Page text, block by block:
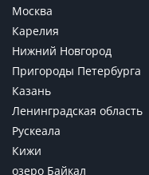
Москва
Карелия
Нижний Новгород
Пригороды Петербурга
Казань
Ленинградская область
Рускеала
Кижи
озеро Байкал